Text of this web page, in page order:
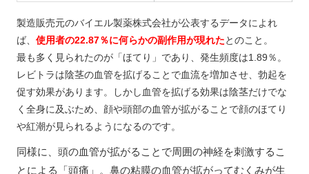
製造販売元のバイエル製薬株式会社が公表するデータによれ
ば、 使用者の22.87％に何らかの副作用が現れたとのこと。
最も多く見られたのが「ほてり」であり、発生頻度は1.89％。
レビトラは陰茎の血管を拡げることで血流を増加させ、勃起を
促す効果があります。しかし血管を拡げる効果は陰茎だけでな
く全身に及ぶため、顔や頭部の血管が拡がることで顔のほてり
や紅潮が見られるようになるのです。
同様に、頭の血管が拡がることで周囲の神経を刺激するこ
とによる「頭痛」。鼻の粘膜の血管が拡がってむくみが生